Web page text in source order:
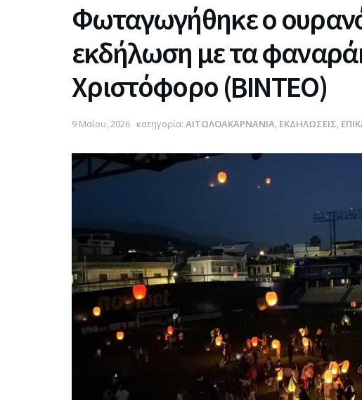
Φωταγωγήθηκε ο
εκδήλωση με τα
Χριστόφορο (ΒΙΝΤΕΟ)
9 Μαΐου, 2026 κατηγορία: ΑΙΤΩΛΟΑΚΑΡΝΑΝΙΑ, ΕΚΔΗΛΩΣΕΙΣ,